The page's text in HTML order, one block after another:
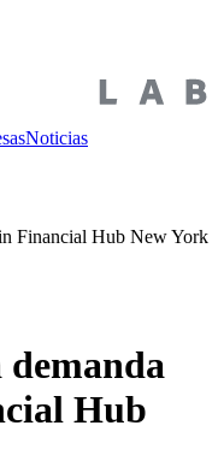
Noticias
Financial Hub New York
demanda
Hub